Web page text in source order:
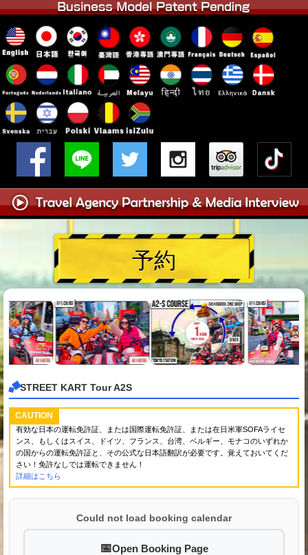
予約
STREET KART Tour A2S
CAUTION
有効な日本の運転免許証、または国際運転免許証、または在日米軍SOFAライセ
ンス、もしくはスイス、ドイツ、フランス、台湾、ベルギー、モナコのいずれか
の国からの運転免許証と、その公式な日本語翻訳が必要です。覚えておいてくだ
さい！免許なしでは運転できません！
詳細はこちら
Could not load booking calendar
Open Booking Page